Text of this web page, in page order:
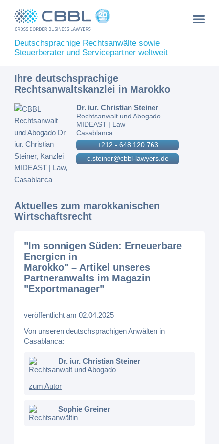
Deutschsprachige Rechtsanwälte sowie
Steuerberater und Servicepartner weltweit
Ihre deutschsprachige
Rechtsanwaltskanzlei in Marokko
Dr. iur. Christian Steiner
Rechtsanwalt und Abogado
MIDEAST | Law
Casablanca
+212 - 648 120 763
c.steiner@cbbl-lawyers.de
Aktuelles zum marokkanischen
Wirtschaftsrecht
"Im sonnigen Süden: Erneuerbare
Energien in
Marokko" – Artikel unseres
Partneranwalts im Magazin
"Exportmanager"
veröffentlicht am 02.04.2025
Von unseren deutschsprachigen Anwälten in
Casablanca:
Dr. iur. Christian Steiner
Rechtsanwalt und Abogado
zum Autor
Sophie Greiner
Rechtsanwältin